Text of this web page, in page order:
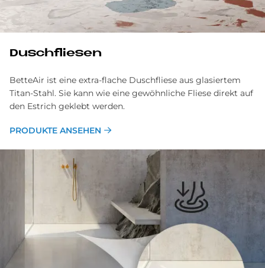
Dusch­flie­sen
BetteAir ist eine extra-flache Duschfliese aus glasiertem
Titan-Stahl. Sie kann wie eine gewöhnliche Fliese direkt auf
den Estrich geklebt werden.
PRODUKTE ANSEHEN